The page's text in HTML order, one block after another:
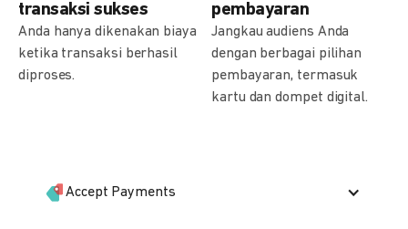
transaksi sukses
Anda hanya dikenakan biaya
ketika transaksi berhasil
diproses.
pembayaran
Jangkau audiens Anda
dengan berbagai pilihan
pembayaran, termasuk
kartu dan dompet digital.
Accept Payments